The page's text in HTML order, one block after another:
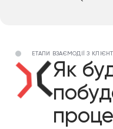
ЕТАПИ ВЗАЄМОДІЇ З
Як